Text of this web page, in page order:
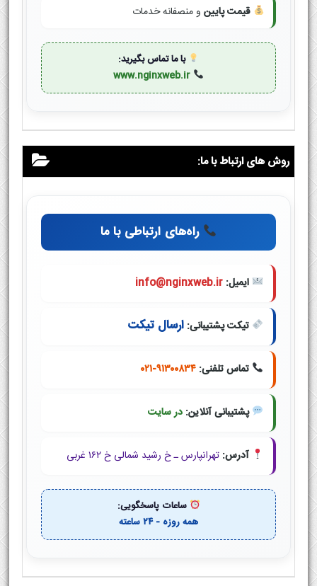
قیمت پایین و منصفانه خدمات
با ما تماس بگیرید:
www.nginxweb.ir
روش های ارتباط با ما:
راه‌های ارتباطی با ما
ایمیل: info@nginxweb.ir
تیکت پشتیبانی: ارسال تیکت
تماس تلفنی: ۰۲۱-۹۱۳۰۰۸۳۴
پشتیبانی آنلاین: در سایت
آدرس: تهرانپارس ـ خ رشید شمالی خ ۱۶۲ غربی
ساعات پاسخگویی:
همه روزه - ۲۴ ساعته